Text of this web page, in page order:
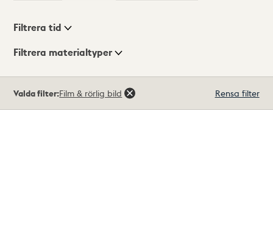
Visningsläge
Filtrera tid
Filtrera materialtyper
träffar
Valda filter:Film & rörlig bild Rensa filter